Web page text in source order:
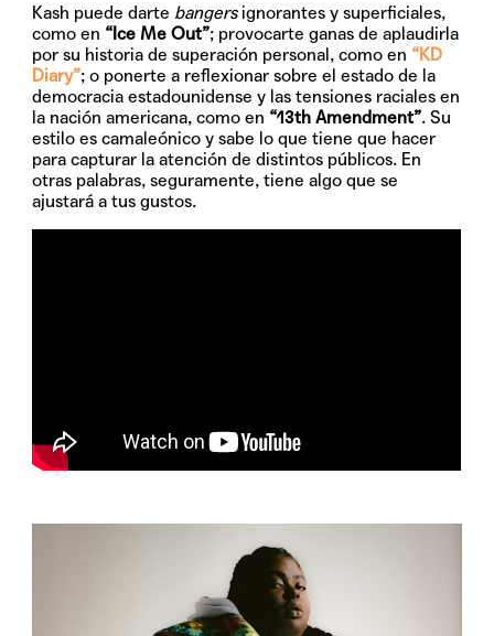
Kash puede darte bangersignorantes y superficiales,
como en “Ice Me Out”; provocarte ganas de aplaudirla
por su historia de superación personal, como en “KD
Diary”; o ponerte a reflexionar sobre el estado de la
democracia estadounidense y las tensiones raciales en
la nación americana, como en “13th Amendment”. Su
estilo es camaleónico y sabe lo que tiene que hacer
para capturar la atención de distintos públicos. En
otras palabras, seguramente, tiene algo que se
ajustará a tus gustos.